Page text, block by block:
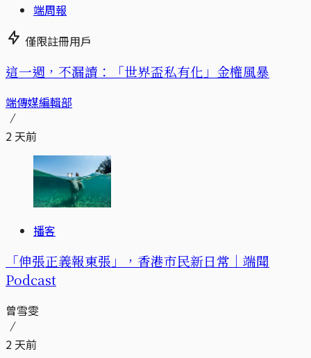
端周報
僅限註冊用戶
這一週，不漏讀：「世界盃私有化」金權風暴
端傳媒編輯部
2 天前
播客
「伸張正義報東張」，香港市民新日常｜端聞
Podcast
曾雪雯
2 天前